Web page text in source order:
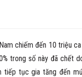
chiếm đến 10 triệu
trong số này đã chết
tiếp tục gia tăng đến